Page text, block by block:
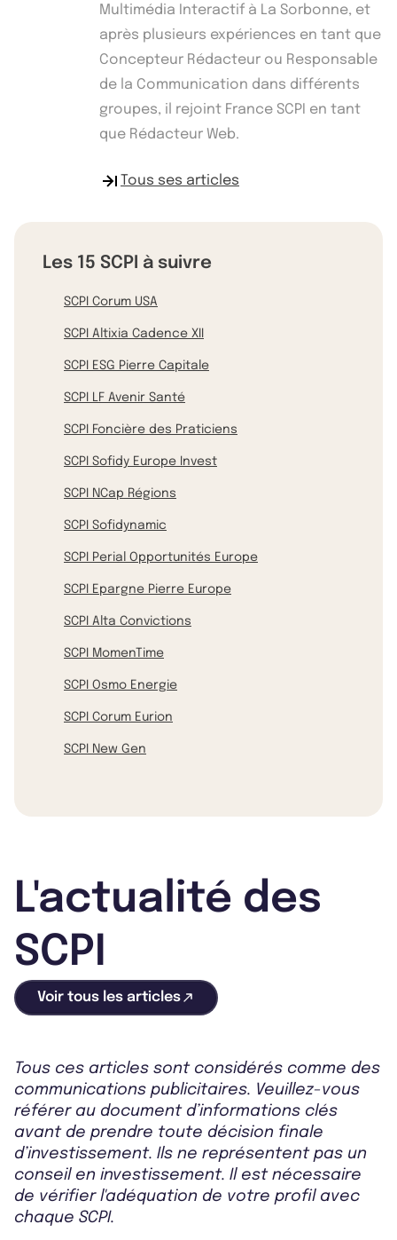
Multimédia Interactif à La Sorbonne, et
après plusieurs expériences en tant que
Concepteur Rédacteur ou Responsable
de la Communication dans différents
groupes, il rejoint France SCPI en tant
que Rédacteur Web.
Tous ses articles
Les 15 SCPI à suivre
SCPI Corum USA
SCPI Altixia Cadence XII
SCPI ESG Pierre Capitale
SCPI LF Avenir Santé
SCPI Foncière des Praticiens
SCPI Sofidy Europe Invest
SCPI NCap Régions
SCPI Sofidynamic
SCPI Perial Opportunités Europe
SCPI Epargne Pierre Europe
SCPI Alta Convictions
SCPI MomenTime
SCPI Osmo Energie
SCPI Corum Eurion
SCPI New Gen
L'actualité des
SCPI
Voir tous les articles
Tous ces articles sont considérés comme des
communications publicitaires. Veuillez-vous
référer au document d’informations clés
avant de prendre toute décision finale
d’investissement. Ils ne représentent pas un
conseil en investissement. Il est nécessaire
de vérifier l'adéquation de votre profil avec
chaque SCPI.